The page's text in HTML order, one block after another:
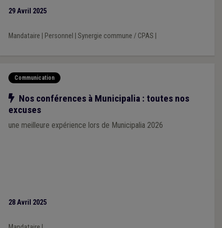
29 Avril 2025
Mandataire Personnel Synergie commune / CPAS
Communication
Notre action
Nos conférences à Municipalia : toutes nos
excuses
une meilleure expérience lors de Municipalia 2026
28 Avril 2025